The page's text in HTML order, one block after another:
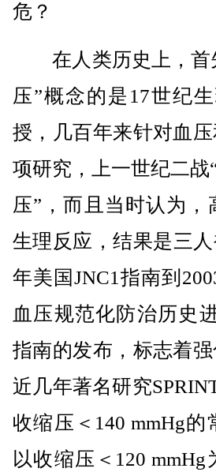
危？
在人类历史上，首
压”概念的是17世纪
授，几百年来针对血
项研究，上一世纪二战
压”，而且当时认为
生理反应，结果是三
年美国JNC1指南到
血压规范化防治历史
指南的发布，标志着
近几年著名研究
收缩压＜140 mmHg
以收缩压＜120